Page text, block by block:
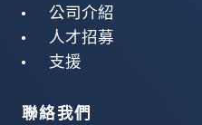
公司介紹
人才招募
支援
聯絡我們